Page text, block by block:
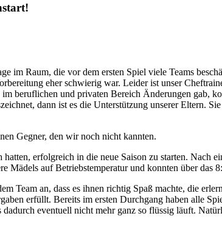
im Raum, die vor dem ersten Spiel viele Teams
eher schwierig war. Leider ist unser
beruflichen und privaten Bereich Änderungen gab,
dann ist es die Unterstützung unserer Eltern.
Gegner, den wir noch nicht kannten.
erfolgreich in die neue Saison zu starten.
Mädels auf Betriebstemperatur und konnten über das
Team an, dass es ihnen richtig Spaß machte, die
erfüllt. Bereits im ersten Durchgang haben alle
eventuell nicht mehr ganz so flüssig läuft.